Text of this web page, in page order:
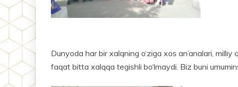
Dunyoda har bir xalqning o‘ziga xos an’analari,
faqat bitta xalqqa tegishli bo‘lmaydi. Biz buni